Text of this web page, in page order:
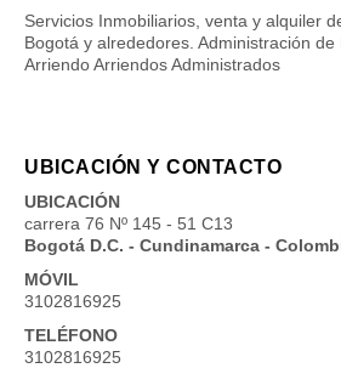
Servicios Inmobiliarios, venta y alquiler
Bogotá y alrededores. Administración de
Arriendo Arriendos Administrados
UBICACIÓN Y CONTACTO
UBICACIÓN
carrera 76 Nº 145 - 51 C13
Bogotá D.C. - Cundinamarca -
MÓVIL
3102816925
TELÉFONO
3102816925